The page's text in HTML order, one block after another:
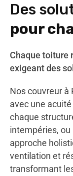
Des
pour
Chaque toiture
exigeant des
Nos couvreur à
avec une
chaque
intempéries,
approche
ventilation et
transformant